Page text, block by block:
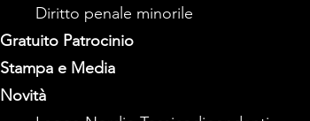
Diritto penale minorile
Gratuito Patrocinio
Stampa e Media
Novità